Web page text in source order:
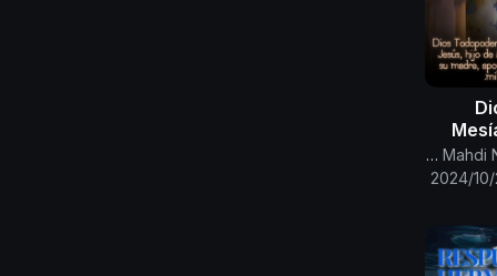
Maria
Canal Oficial Del Imam Al Mahdi Nasser Mohammed
2024/